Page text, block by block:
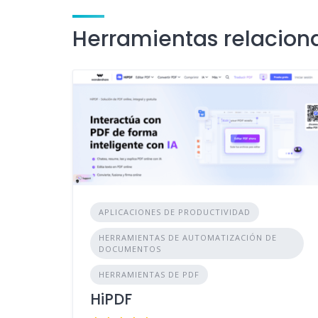
Herramientas
APLICACIONES DE PRODUCTIVIDAD
HERRAMIENTAS DE AUTOMATIZACIÓN DE
DOCUMENTOS
HERRAMIENTAS DE PDF
HiPDF